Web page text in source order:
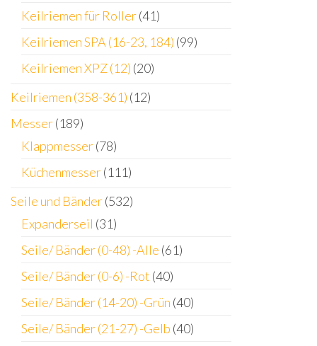
Keilriemen für Roller(41)
Keilriemen SPA (16-23, 184) (99)
Keilriemen XPZ (12) (20)
Keilriemen (358-361) (12)
Messer(189)
Klappmesser(78)
Küchenmesser(111)
Seile und Bänder(532)
Expanderseil (31)
Seile/ Bänder (0-48) -Alle (61)
Seile/ Bänder (0-6) -Rot (40)
Seile/ Bänder (14-20) -Grün (40)
Seile/ Bänder (21-27) -Gelb (40)